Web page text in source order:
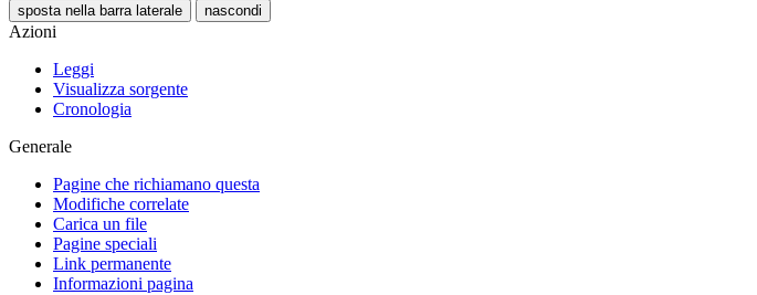
sposta nella barra laterale nascondi
Azioni
Leggi
Visualizza sorgente
Cronologia
Generale
Pagine che richiamano questa
Modifiche correlate
Carica un file
Pagine speciali
Link permanente
Informazioni pagina